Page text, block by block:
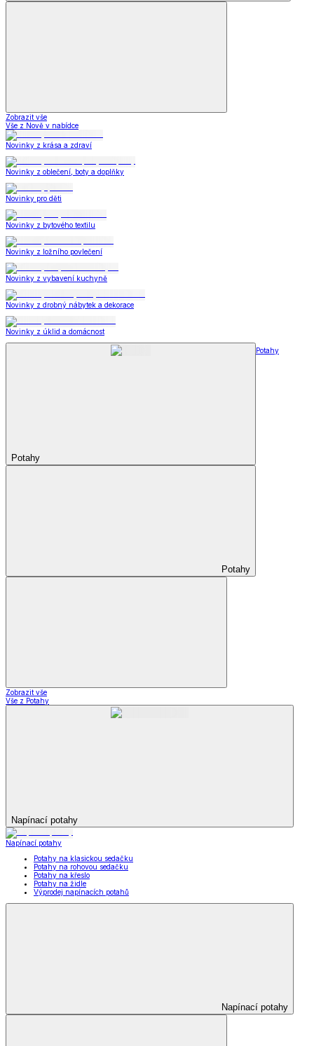
Zobrazit vše
Vše z Nově v nabídce
Novinky z krása a zdraví
Novinky z oblečení, boty a doplňky
Novinky pro děti
Novinky z bytového textilu
Novinky z ložního povlečení
Novinky z vybavení kuchyně
Novinky z drobný nábytek a dekorace
Novinky z úklid a domácnost
Potahy
Potahy
Potahy
Zobrazit vše
Vše z Potahy
Napínací potahy
Napínací potahy
Potahy na klasickou sedačku
Potahy na rohovou sedačku
Potahy na křeslo
Potahy na židle
Výprodej napínacích potahů
Napínací potahy